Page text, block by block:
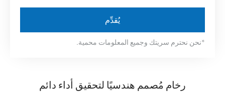
*نحن نحترم سريتك وجميع المعلومات محمية.
رخام مُصمم هندسيًا لتحقيق أداء دائم